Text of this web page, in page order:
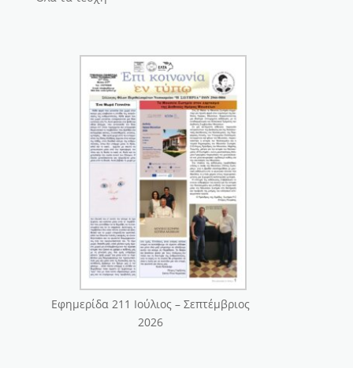
Εφημερίδα 211 Ιούλιος – Σεπτέμβριος
2026